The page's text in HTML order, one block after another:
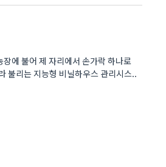
에 불어 제 자리에서 손가락 하나로
불리는 지능형 비닐하우스 관리시스..